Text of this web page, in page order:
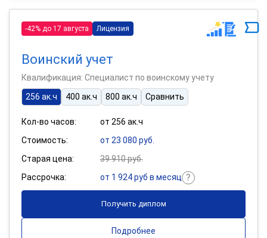
-42% до 17 августа Лицензия
Воинский учет
Квалификация: Специалист по воинскому учету
256 ак.ч
400 ак.ч 800 ак.ч Сравнить
Кол-во часов:
от 256 ак.ч
Стоимость:
от 23 080 руб.
Старая цена:
39 910 руб.
Рассрочка:
от 1 924 руб в месяц
Получить диплом
Подробнее